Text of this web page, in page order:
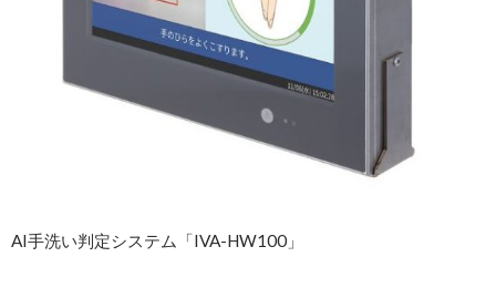
AI手洗い判定システム「IVA-HW100」